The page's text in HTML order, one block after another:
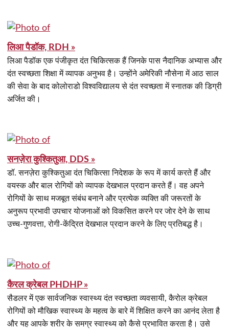
लिआ पैडॉक, RDH »
लिआ पैडॉक एक पंजीकृत दंत चिकित्सक हैं जिनके पास नैदानिक अभ्यास और
दंत स्वच्छता शिक्षा में व्यापक अनुभव है। उन्होंने अमेरिकी नौसेना में आठ साल
की सेवा के बाद कोलोराडो विश्वविद्यालय से दंत स्वच्छता में स्नातक की डिग्री
अर्जित की।
सनज़ेरा कुश्कितुआ, DDS »
डॉ. सनज़ेरा कुश्कितुआ दंत चिकित्सा निदेशक के रूप में कार्य करते हैं और
वयस्क और बाल रोगियों को व्यापक देखभाल प्रदान करते हैं। वह अपने
रोगियों के साथ मजबूत संबंध बनाने और प्रत्येक व्यक्ति की जरूरतों के
अनुरूप प्रभावी उपचार योजनाओं को विकसित करने पर जोर देने के साथ
उच्च-गुणवत्ता, रोगी-केंद्रित देखभाल प्रदान करने के लिए प्रतिबद्ध है।
कैरल क्रेबल PHDHP »
सैडलर में एक सार्वजनिक स्वास्थ्य दंत स्वच्छता व्यवसायी, कैरोल क्रेबल
रोगियों को मौखिक स्वास्थ्य के महत्व के बारे में शिक्षित करने का आनंद लेता है
और यह आपके शरीर के समग्र स्वास्थ्य को कैसे प्रभावित करता है। उसे